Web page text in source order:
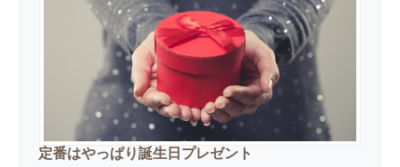
定番はやっぱり誕生日プレゼント